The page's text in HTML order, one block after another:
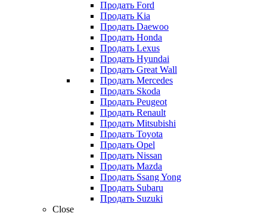
Продать Ford
Продать Kia
Продать Daewoo
Продать Honda
Продать Lexus
Продать Hyundai
Продать Great Wall
Продать Mercedes
Продать Skoda
Продать Peugeot
Продать Renault
Продать Mitsubishi
Продать Toyota
Продать Opel
Продать Nissan
Продать Mazda
Продать Ssang Yong
Продать Subaru
Продать Suzuki
Close